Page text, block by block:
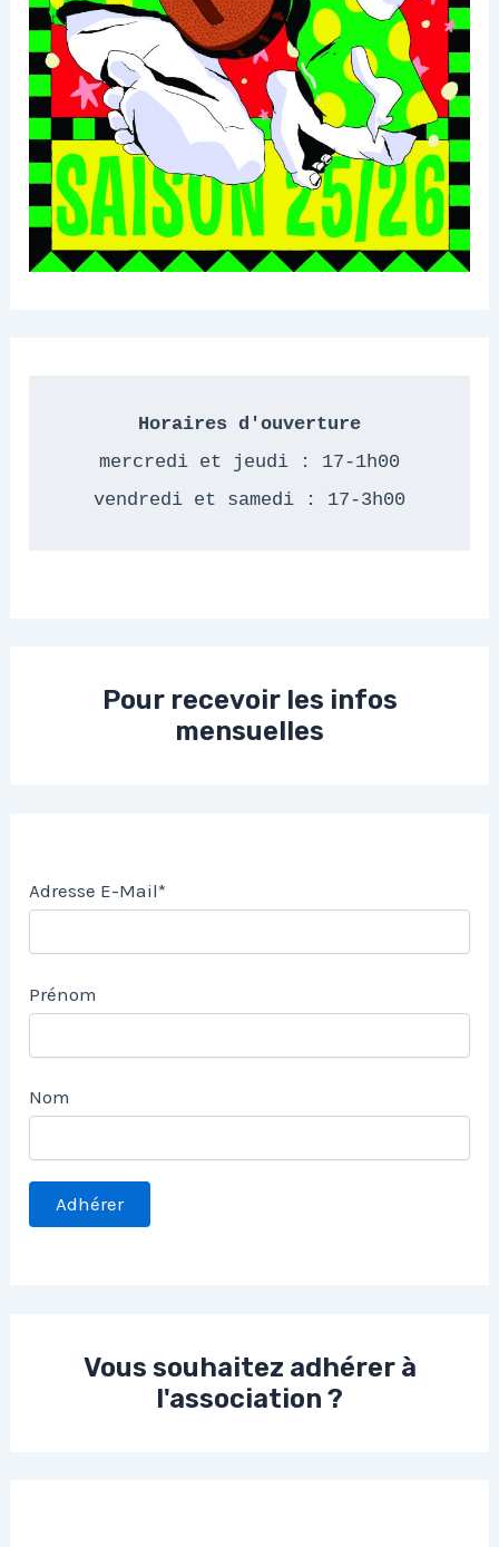
Horaires d'ouverture
mercredi et jeudi : 17-1h00
vendredi et samedi : 17-3h00
Pour recevoir les infos
mensuelles
Adresse E-Mail*
Prénom
Nom
Vous souhaitez adhérer à
l'association ?